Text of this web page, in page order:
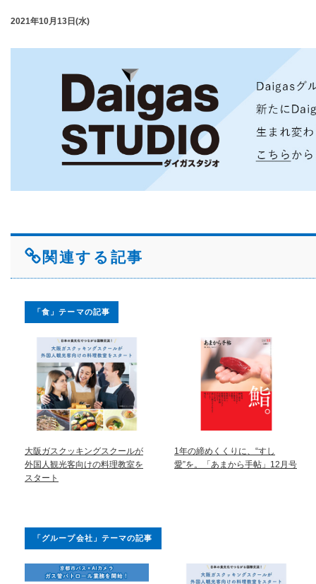
2021年10月13日(水)
関連する記事
「食」テーマの記事
大阪ガスクッキングスクールが
外国人観光客向けの料理教室を
スタート
1年の締めくくりに、“すし
愛”を。「あまから手帖」12月号
「グループ会社」テーマの記事